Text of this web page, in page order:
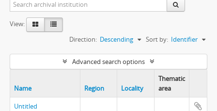
View:
Sort by: Identifier
Direction: Descending
Advanced search options
Name Region Locality
Thematic
area
Untitled